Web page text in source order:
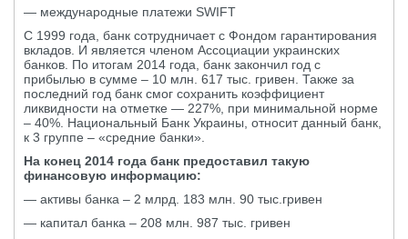
— международные платежи SWIFT
С 1999 года, банк сотрудничает с Фондом гарантирования
вкладов. И является членом Ассоциации украинских
банков. По итогам 2014 года, банк закончил год с
прибылью в сумме – 10 млн. 617 тыс. гривен. Также за
последний год банк смог сохранить коэффициент
ликвидности на отметке — 227%, при минимальной норме
– 40%. Национальный Банк Украины, относит данный банк,
к 3 группе – «средние банки».
На конец 2014 года банк предоставил такую
финансовую информацию:
— активы банка – 2 млрд. 183 млн. 90 тыс.гривен
— капитал банка – 208 млн. 987 тыс. гривен